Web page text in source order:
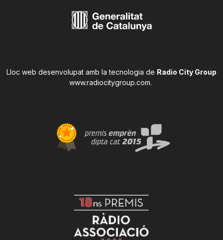
Lloc web desenvolupat amb la tecnologia de Radio City Group
www.radiocitygroup.com.